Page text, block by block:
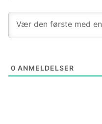
0 ANMELDELSER